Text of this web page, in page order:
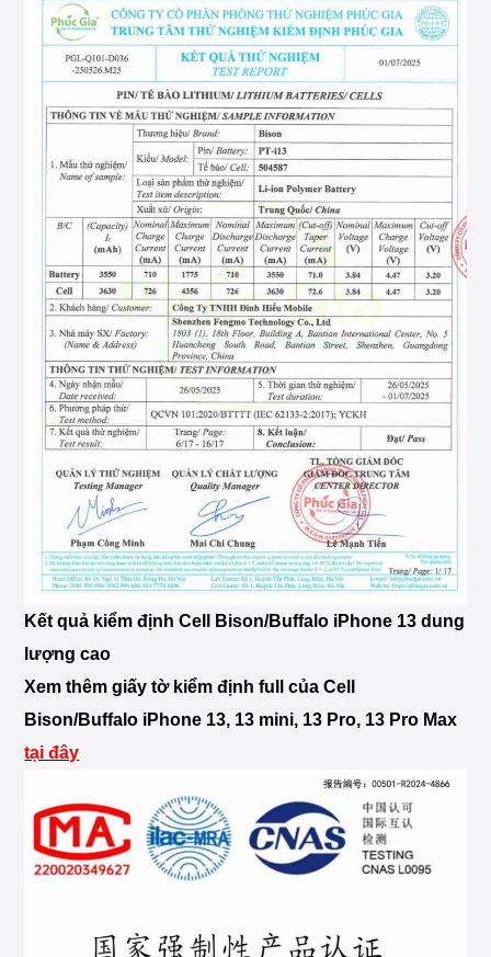
Kết quả kiểm định Cell Bison/Buffalo iPhone 13 dung
lượng cao
Xem thêm giấy tờ kiểm định full của Cell
Bison/Buffalo iPhone 13, 13 mini, 13 Pro, 13 Pro Max
tại đây